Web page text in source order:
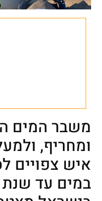
משבר המים
איש צפויים